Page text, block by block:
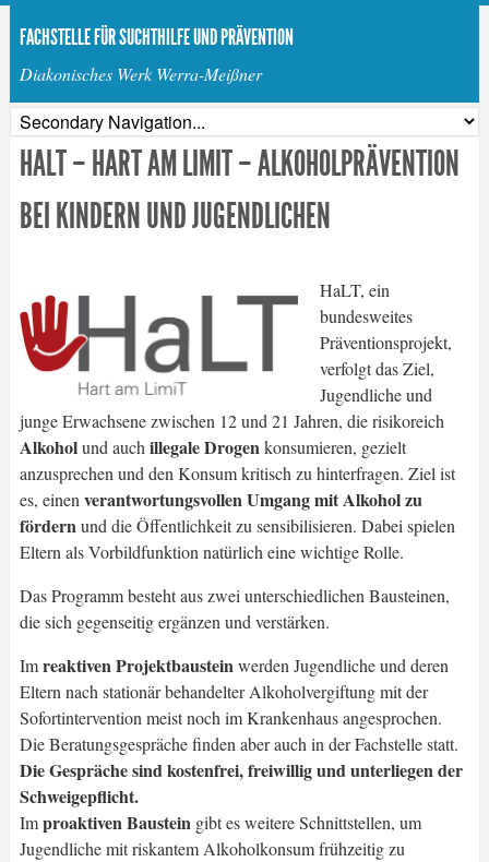
FACHSTELLE FÜR SUCHTHILFE UND PRÄVENTION
Diakonisches Werk Werra-Meißner
HALT – HART AM LIMIT – ALKOHOLPRÄVENTION
BEI KINDERN UND JUGENDLICHEN
HaLT, ein
bundesweites
Präventionsprojekt,
verfolgt das Ziel,
Jugendliche und
junge Erwachsene zwischen 12 und 21 Jahren, die risikoreich
Alkoholund auch illegale Drogen konsumieren, gezielt
anzusprechen und den Konsum kritisch zu hinterfragen. Ziel ist
es, einen verantwortungsvollen Umgang mit Alkohol zu
fördern und die Öffentlichkeit zu sensibilisieren. Dabei spielen
Eltern als Vorbildfunktion natürlich eine wichtige Rolle.
Das Programm besteht aus zwei unterschiedlichen Bausteinen,
die sich gegenseitig ergänzen und verstärken.
Imreaktiven Projektbaustein werden Jugendliche und deren
Eltern nach stationär behandelter Alkoholvergiftung mit der
Sofortintervention meist noch im Krankenhaus angesprochen.
Die Beratungsgespräche finden aber auch in der Fachstelle statt.
Die Gespräche sind kostenfrei, freiwillig und unterliegen der
Schweigepflicht.
Improaktiven Baustein gibt es weitere Schnittstellen, um
Jugendliche mit riskantem Alkoholkonsum frühzeitig zu